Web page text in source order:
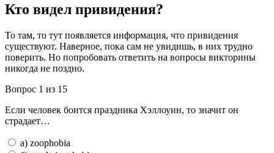
Кто видел привидения?
То там, то тут появляется информация, что привидения
существуют. Наверное, пока сам не увидишь, в них трудно
поверить. Но попробовать ответить на вопросы викторины
никогда не поздно.
Вопрос 1 из 15
Если человек боится праздника Хэллоуин, то значит он
страдает…
а) zoophobia